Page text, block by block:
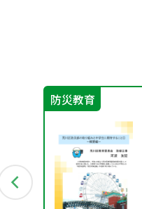
防災教育